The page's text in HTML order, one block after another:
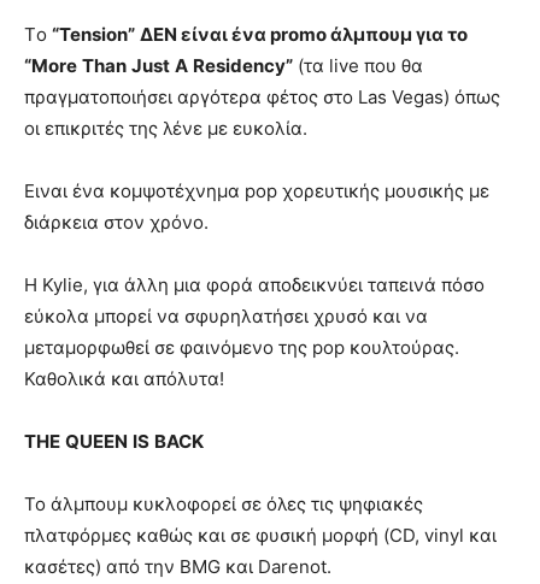
Tο “Tension” ΔΕΝ είναι ένα promoάλμπουμ για το
“More Than Just A Residency” (τα live που θα
πραγματοποιήσει αργότερα φέτος στο Las Vegas) όπως
οι επικριτές της λένε με ευκολία.
Ειναι ένα κομψοτέχνημα pop χορευτικής μουσικής με
διάρκεια στον χρόνο.
H Kylie, για άλλη μια φορά αποδεικνύει ταπεινά πόσο
εύκολα μπορεί να σφυρηλατήσει χρυσό και να
μεταμορφωθεί σε φαινόμενο της pop κουλτούρας.
Καθολικά και απόλυτα!
ΤHE QUEEN IS BACK
Το άλμπουμ κυκλοφορεί σε όλες τις ψηφιακές
πλατφόρμες καθώς και σε φυσική μορφή (CD, vinyl και
κασέτες) από την BMG και Darenot.